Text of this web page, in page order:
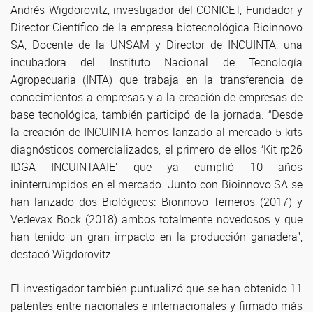
Andrés Wigdorovitz, investigador del CONICET, Fundador y
Director Científico de la empresa biotecnológica Bioinnovo
SA, Docente de la UNSAM y Director de INCUINTA, una
incubadora del Instituto Nacional de Tecnología
Agropecuaria (INTA) que trabaja en la transferencia de
conocimientos a empresas y a la creación de empresas de
base tecnológica, también participó de la jornada. “Desde
la creación de INCUINTA hemos lanzado al mercado 5 kits
diagnósticos comercializados, el primero de ellos ‘Kit rp26
IDGA INCUINTAAIE’ que ya cumplió 10 años
ininterrumpidos en el mercado. Junto con Bioinnovo SA se
han lanzado dos Biológicos: Bionnovo Terneros (2017) y
Vedevax Bock (2018) ambos totalmente novedosos y que
han tenido un gran impacto en la producción ganadera”,
destacó Wigdorovitz.
El investigador también puntualizó que se han obtenido 11
patentes entre nacionales e internacionales y firmado más